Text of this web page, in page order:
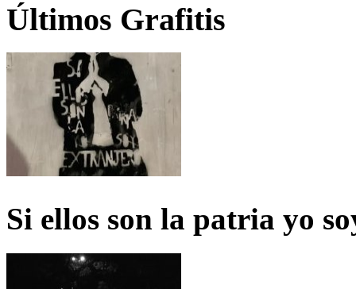
Últimos Grafitis
Si ellos son la patria yo